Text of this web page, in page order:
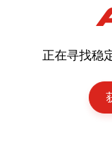
正在寻找稳